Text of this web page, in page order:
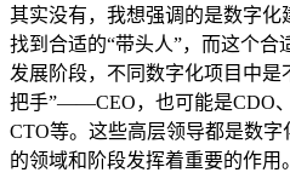
其实没有，我想强调的是数字化
找到合适的“带头人”，而这个合
发展阶段，不同数字化项目中是
把手”——CEO，也可能是CDO
CTO等。这些高层领导都是数字
的领域和阶段发挥着重要的作用。